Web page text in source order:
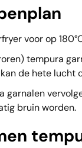
voor op
tempura
de hete lucht
garnalen
bruin worden.